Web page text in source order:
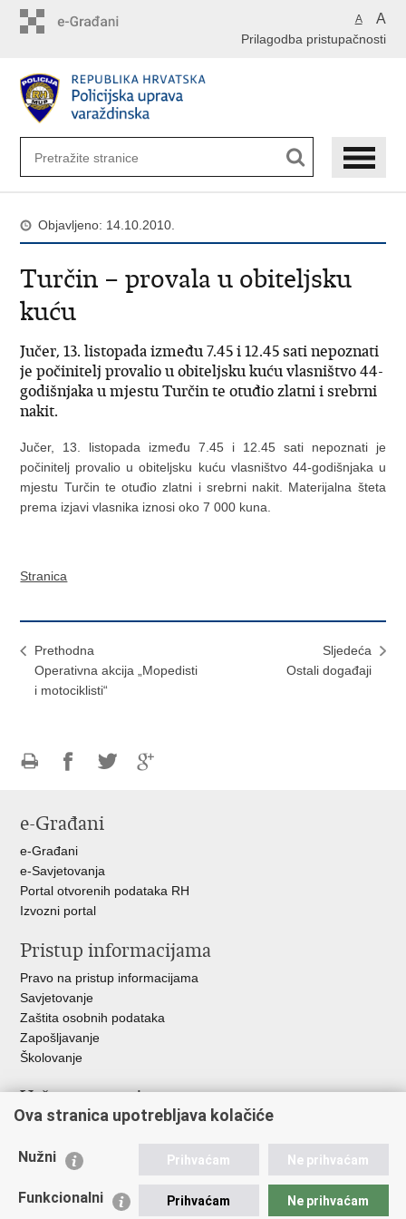
A A
Prilagodba pristupačnosti
Objavljeno: 14.10.2010.
Turčin – provala u obiteljsku
kuću
Jučer, 13. listopada između 7.45 i 12.45 sati nepoznati
je počinitelj provalio u obiteljsku kuću vlasništvo 44-
godišnjaka u mjestu Turčin te otuđio zlatni i srebrni
nakit.
Jučer, 13. listopada između 7.45 i 12.45 sati nepoznati je
počinitelj provalio u obiteljsku kuću vlasništvo 44-godišnjaka u
mjestu Turčin te otuđio zlatni i srebrni nakit. Materijalna šteta
prema izjavi vlasnika iznosi oko 7 000 kuna.
Stranica
Prethodna
Operativna akcija „Mopedisti
i motociklisti“
Sljedeća
Ostali događaji
FacebookuTwitteru
e-Građani
e-Građani
e-Savjetovanja
Portal otvorenih podataka RH
Izvozni portal
Pristup informacijama
Pravo na pristup informacijama
Savjetovanje
Zaštita osobnih podataka
Zapošljavanje
Školovanje
Važne poveznice
Ministarstvo unutarnjih poslova
Udruge
Policijska akademija
Ova stranica upotrebljava kolačiće
Nužni Prihvaćam Ne prihvaćam
Funkcionalni Prihvaćam Ne prihvaćam